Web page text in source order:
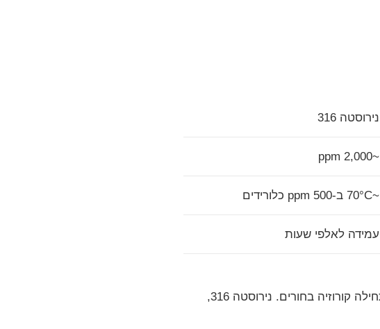
נירוסטה 316
~2,000 ppm
~70°C ב-500 ppm כלורידים
עמידה לאלפי שעות
לפי נתונים מקצועיים, נירוסטה 304 עומדת בהצלחה במים מתוקים עם עד 100 ppm כלורידים. מעל — מתחילה קורוזיה בחורים. נירוסטה 316,